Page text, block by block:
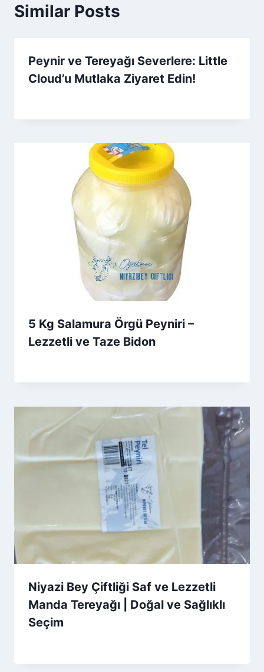
Similar Posts
Peynir ve Tereyağı Severlere: Little
Cloud’u Mutlaka Ziyaret Edin!
5 Kg Salamura Örgü Peyniri –
Lezzetli ve Taze Bidon
Niyazi Bey Çiftliği Saf ve Lezzetli
Manda Tereyağı | Doğal ve Sağlıklı
Seçim